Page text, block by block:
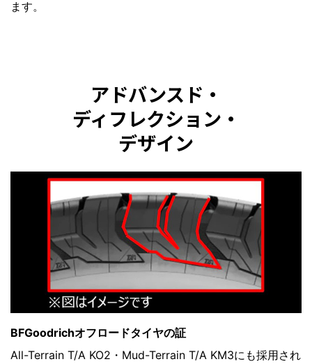
ます。
アドバンスド・
ディフレクション・
デザイン
BFGoodrichオフロードタイヤの証
All-Terrain T/A KO2・Mud-Terrain T/A KM3にも採用され